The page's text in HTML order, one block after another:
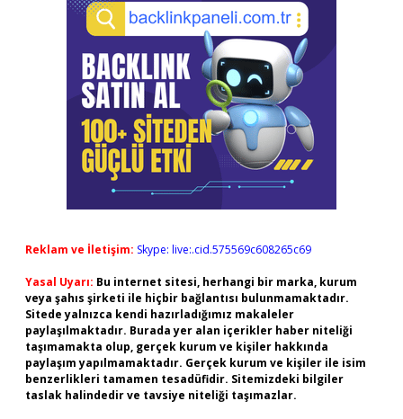
Reklam ve İletişim: Skype: live:.cid.575569c608265c69
Yasal Uyarı: Bu internet sitesi, herhangi bir marka, kurum
veya şahıs şirketi ile hiçbir bağlantısı bulunmamaktadır.
Sitede yalnızca kendi hazırladığımız makaleler
paylaşılmaktadır. Burada yer alan içerikler haber niteliği
taşımamakta olup, gerçek kurum ve kişiler hakkında
paylaşım yapılmamaktadır. Gerçek kurum ve kişiler ile isim
benzerlikleri tamamen tesadüfidir. Sitemizdeki bilgiler
taslak halindedir ve tavsiye niteliği taşımazlar.